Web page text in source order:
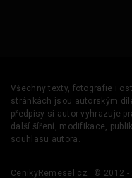
Všechny texty, fotografie i
stránkách jsou autorským
předpisy si autor vyhrazuje
další šíření, modifikace,
souhlasu autora.
CenikyRemesel.cz © 2012 -